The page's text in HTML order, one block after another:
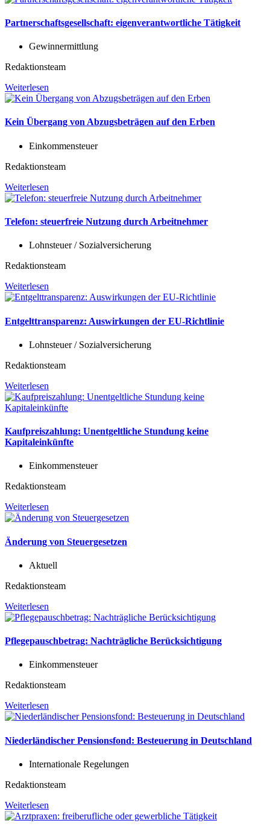
Partnerschaftsgesellschaft: eigenverantwortliche Tätigkeit
Gewinnermittlung
Redaktionsteam
Weiterlesen
Kein Übergang von Abzugsbeträgen auf den Erben
Einkommensteuer
Redaktionsteam
Weiterlesen
Telefon: steuerfreie Nutzung durch Arbeitnehmer
Lohnsteuer / Sozialversicherung
Redaktionsteam
Weiterlesen
Entgelttransparenz: Auswirkungen der EU-Richtlinie
Lohnsteuer / Sozialversicherung
Redaktionsteam
Weiterlesen
Kaufpreiszahlung: Unentgeltliche Stundung keine
Kapitaleinkünfte
Einkommensteuer
Redaktionsteam
Weiterlesen
Änderung von Steuergesetzen
Aktuell
Redaktionsteam
Weiterlesen
Pflegepauschbetrag: Nachträgliche Berücksichtigung
Einkommensteuer
Redaktionsteam
Weiterlesen
Niederländischer Pensionsfond: Besteuerung in Deutschland
Internationale Regelungen
Redaktionsteam
Weiterlesen